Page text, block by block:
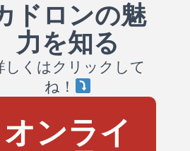
ドロンの魅
力を知る
しくはクリックして
ね！
オンライ